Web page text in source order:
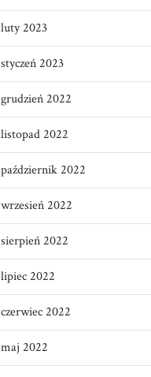
luty 2023
styczeń 2023
grudzień 2022
listopad 2022
październik 2022
wrzesień 2022
sierpień 2022
lipiec 2022
czerwiec 2022
maj 2022